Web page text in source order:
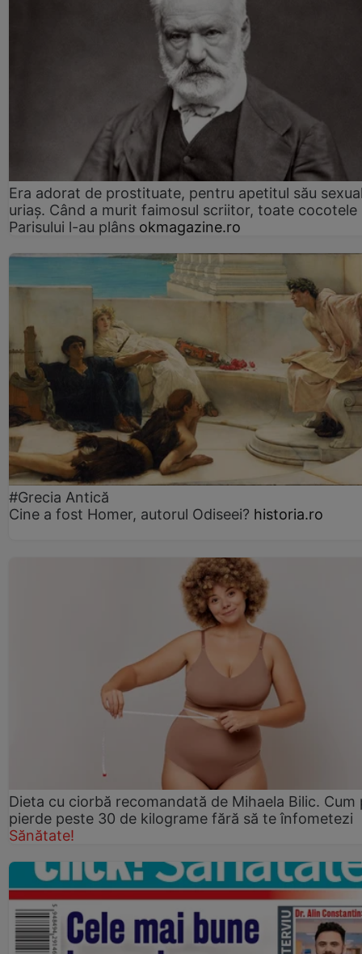
Era adorat de prostituate, pentru apetitul său
uriaș. Când a murit faimosul scriitor, toate cocotele
Parisului l-au plâns okmagazine.ro
#Grecia Antică
Cine a fost Homer, autorul Odiseei? historia.ro
Dieta cu ciorbă recomandată de Mihaela Bilic. Cum
pierde peste 30 de kilograme fără să te înfometezi
Sănătate!